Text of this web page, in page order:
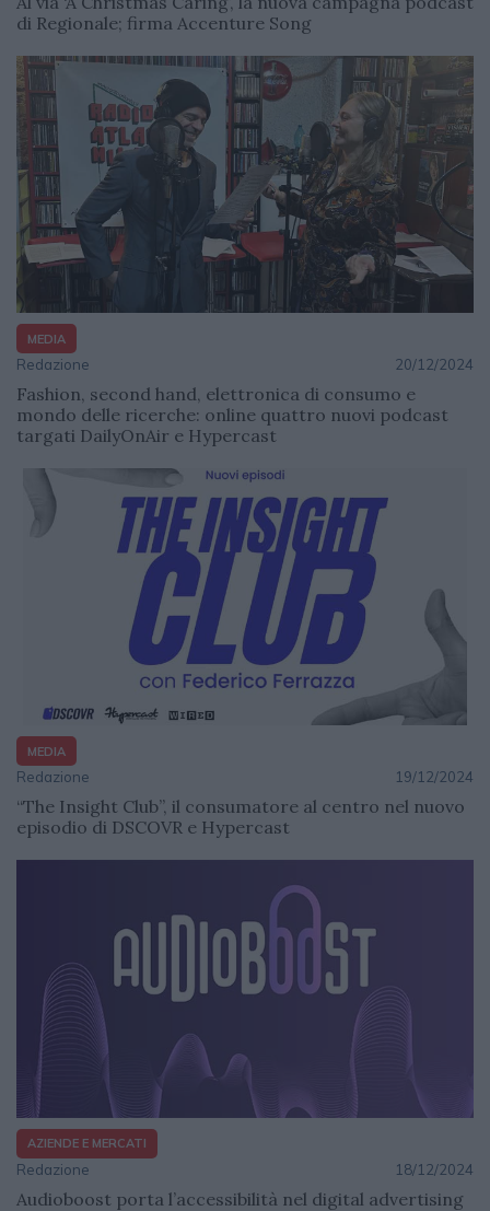
di Regionale; firma Accenture Song
MEDIA
Redazione 20/12/2024
Fashion, second hand, elettronica di consumo e
mondo delle ricerche: online quattro nuovi podcast
targati DailyOnAir e Hypercast
MEDIA
Redazione 19/12/2024
“The Insight Club”, il consumatore al centro nel nuovo
episodio di DSCOVR e Hypercast
AZIENDE E MERCATI
Redazione 18/12/2024
Audioboost porta l’accessibilità nel digital advertising